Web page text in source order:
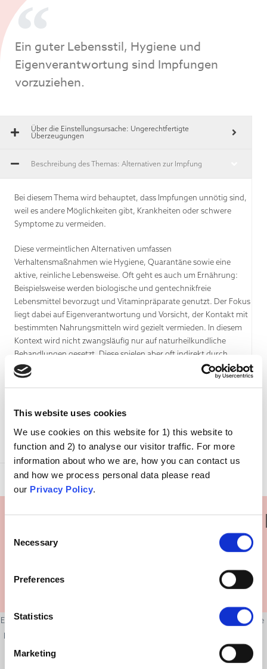
This website uses cookies
We use cookies on this website for 1) this website to
function and 2) to analyse our visitor traffic. For more
information about who we are, how you can contact us
and how we process personal data please read
our Privacy Policy.
Selection
Necessary
Preferences
Statistics
Marketing
Ein guter Lebensstil, Hygiene und
Eigenverantwortung sind Impfungen
vorzuziehen.
Über die Einstellungsursache: Ungerechtfertigte
Überzeugungen
Beschreibung des Themas: Alternativen zur Impfung
Bei diesem Thema wird behauptet, dass Impfungen unnötig sind,
weil es andere Möglichkeiten gibt, Krankheiten oder schwere
Symptome zu vermeiden.
Diese vermeintlichen Alternativen umfassen
Verhaltensmaßnahmen wie Hygiene, Quarantäne sowie eine
aktive, reinliche Lebensweise. Oft geht es auch um Ernährung:
Beispielsweise werden biologische und gentechnikfreie
Lebensmittel bevorzugt und Vitaminpräparate genutzt. Der Fokus
liegt dabei auf Eigenverantwortung und Vorsicht, der Kontakt mit
bestimmten Nahrungsmitteln wird gezielt vermieden. In diesem
Kontext wird nicht zwangsläufig nur auf naturheilkundliche
Behandlungen gesetzt. Diese spielen aber oft indirekt durch
Reduzierung von "Giftstoffen", der Verwendung von Kräutern und
ätherischen Ölen oder anderen alternativen Heilmitteln eine Rolle.
Methoden zur Krankheitsvorbeugung ablenken. Darüber hinaus
werden dafür mitunter andere wichtige Dinge wie Selbstfürsorge
oder die Kinderbetreuung vernachlässigt.
Ein bewusster Lebensstil, Hygiene und Eigenverantwortung sind wichtige
Komponenten im Kampf gegen Krankheiten. Eine gesunde Lebensweise
hat vielfältige gesundheitliche Vorteile und senkt das Risiko für